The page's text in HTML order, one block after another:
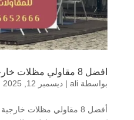
افضل 8 مقاولي مظلات خارجية في الدمام دليل شامل
بواسطة ali
| ديسمبر 12, 2025
أفضل 8 مقاولي مظلات